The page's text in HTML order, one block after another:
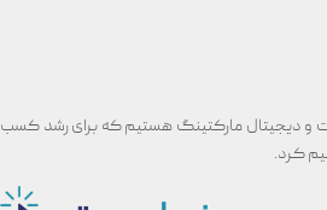
دیجیتال مارکتینگ هستیم که برای رشد کسب
کرد.